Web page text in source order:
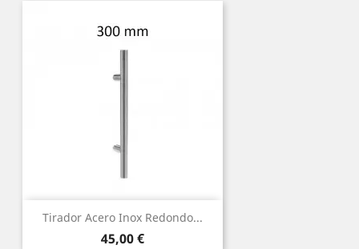
Tirador Acero Inox Redondo...
Precio
45,00 €